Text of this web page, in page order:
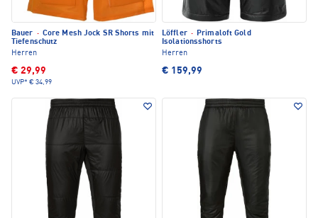
Bauer · Core Mesh Jock SR Shorts mit
Tiefenschutz
Herren
€ 29,99
UVP* € 34,99
Löffler · Primaloft Gold
Isolationsshorts
Herren
€ 159,99